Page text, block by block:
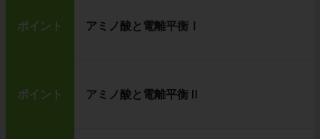
ポイント アミノ酸と電離平衡Ⅰ
ポイント アミノ酸と電離平衡Ⅱ